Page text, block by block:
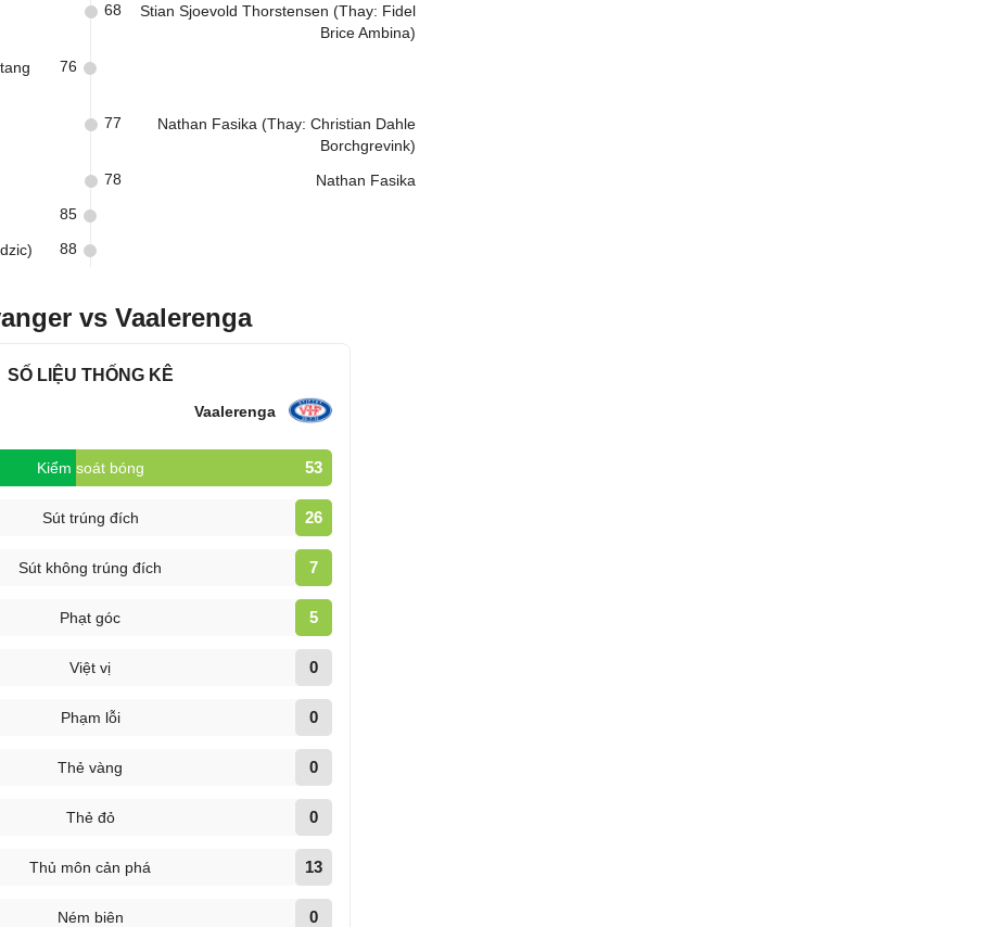
Stian Sjoevold Thorstensen (Thay: Fidel
Brice Ambina)
68
76
Nathan Fasika (Thay: Christian Dahle
Borchgrevink)
77
Nathan Fasika
78
85
88
vs Vaalerenga
SỐ LIỆU THỐNG KÊ
Vaalerenga
Kiểm soát bóng 53
Sút trúng đích 26
Sút không trúng đích 7
Phạt góc 5
Việt vị 0
Phạm lỗi 0
Thẻ vàng 0
Thẻ đỏ 0
Thủ môn cản phá 13
Ném biên 0